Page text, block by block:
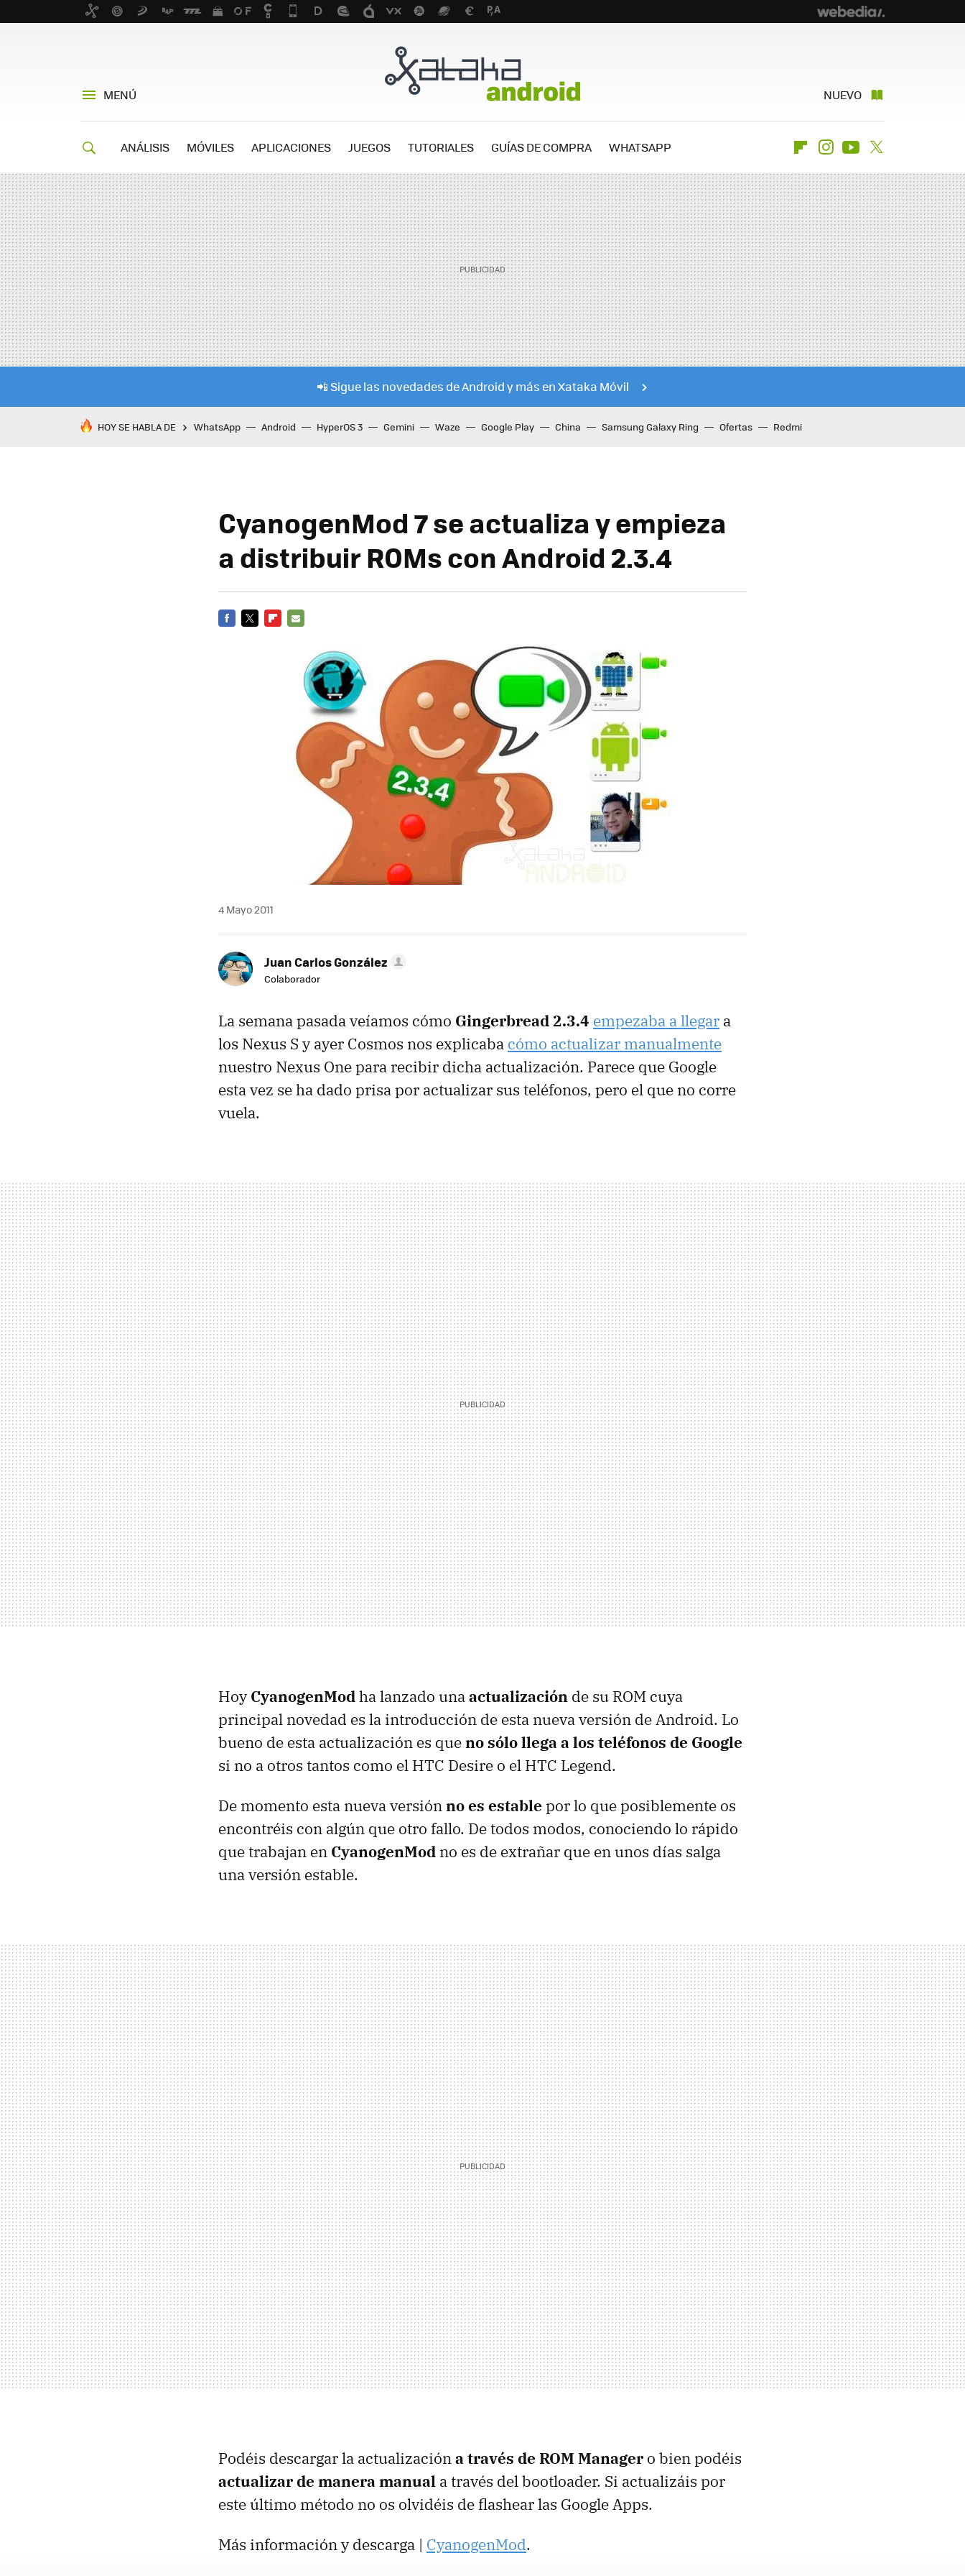
MENÚ NUEVO
ANÁLISIS MÓVILES APLICACIONES JUEGOS TUTORIALES GUÍAS DE COMPRA WHATSAPP FlipboardInstagramYoutube
📲 Sigue las novedades de Android y más en Xataka Móvil
HOY SE HABLA DE WhatsApp Android HyperOS 3 Gemini Waze Google Play China Samsung Galaxy Ring Ofertas Redmi
CyanogenMod 7 se actualiza y empieza
a distribuir ROMs con Android 2.3.4
4 Mayo 2011
Juan Carlos González
Colaborador
La semana pasada veíamos cómo Gingerbread 2.3.4 empezaba a llegar a
los Nexus S y ayer Cosmos nos explicaba cómo actualizar manualmente
nuestro Nexus One para recibir dicha actualización. Parece que Google
esta vez se ha dado prisa por actualizar sus teléfonos, pero el que no corre
vuela.
HoyCyanogenModha lanzado unaactualización de su ROM cuya
principal novedad es la introducción de esta nueva versión de Android. Lo
bueno de esta actualización es queno sólo llega a los teléfonos de Google
si no a otros tantos como el HTC Desire o el HTC Legend.
De momento esta nueva versiónno es estable por lo que posiblemente os
encontréis con algún que otro fallo. De todos modos, conociendo lo rápido
que trabajan en CyanogenMod no es de extrañar que en unos días salga
una versión estable.
Podéis descargar la actualizacióna través de ROM Manager o bien podéis
actualizar de manera manual a través del bootloader. Si actualizáis por
este último método no os olvidéis de flashear las Google Apps.
Más información y descarga | CyanogenMod.